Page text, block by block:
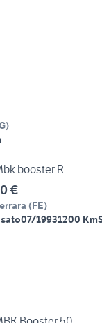
)
booster R
€
(FE)
07/19931200 Km